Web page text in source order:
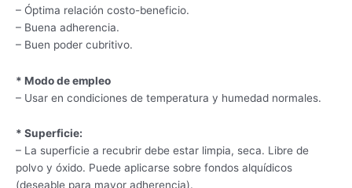
– Óptima relación costo-beneficio.
– Buena adherencia.
– Buen poder cubritivo.
* Modo de empleo
– Usar en condiciones de temperatura y humedad normales.
* Superficie:
– La superficie a recubrir debe estar limpia, seca. Libre de
polvo y óxido. Puede aplicarse sobre fondos alquídicos
(deseable para mayor adherencia).